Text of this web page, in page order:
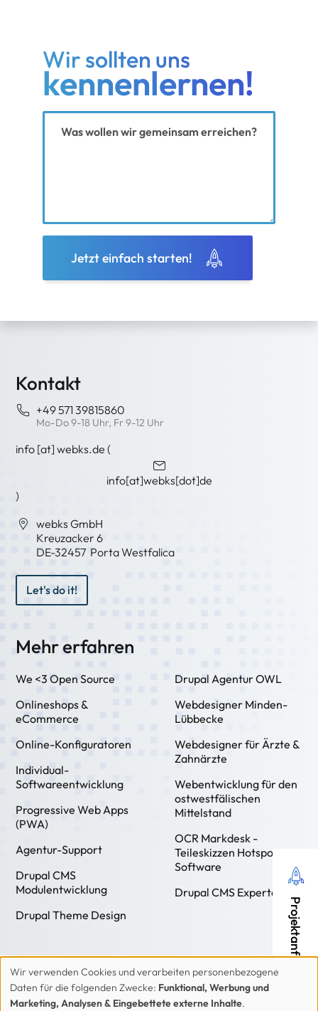
Wir sollten uns
kennenlernen!
Jetzt einfach starten!
Kontakt
+49 571 39815860
Mo-Do 9-18 Uhr, Fr 9-12 Uhr
info [at]webks.de (
info[at]webks[dot]de
)
webks GmbH
Kreuzacker 6
DE-32457 Porta Westfalica
Let's do it!
Mehr erfahren
We <3 Open Source
Onlineshops &
eCommerce
Online-Konfiguratoren
Individual-
Softwareentwicklung
Progressive Web Apps
(PWA)
Agentur-Support
Drupal CMS
Modulentwicklung
Drupal Theme Design
Drupal Agentur OWL
Webdesigner Minden-
Lübbecke
Webdesigner für Ärzte &
Zahnärzte
Webentwicklung für den
ostwestfälischen
Mittelstand
OCR Markdesk -
Teileskizzen Hotspot
Software
Drupal CMS Experten
Kontakt Impressum Datenschutzerklärung
Projektanfrage
Verwendung
Wir verwenden Cookies und verarbeiten personenbezogene
Daten für die folgenden Zwecke: Funktional, Werbung und
Marketing, Analysen & Eingebettete externe Inhalte.